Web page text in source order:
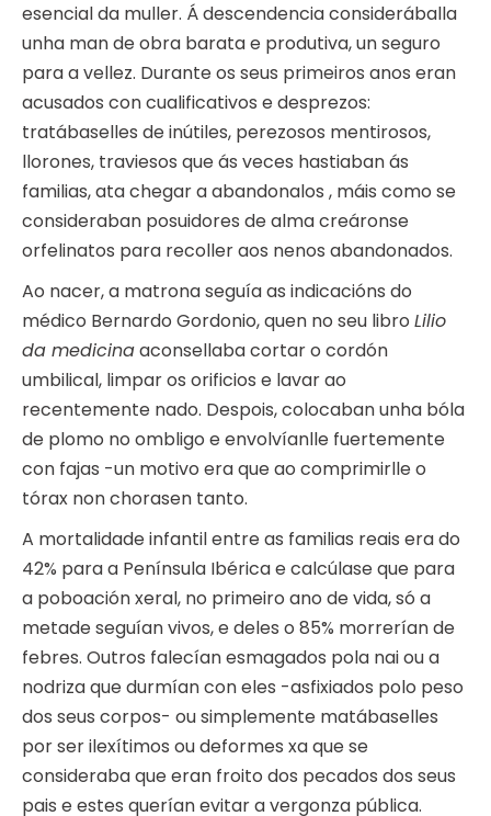
esencial da muller. Á descendencia consideráballa
unha man de obra barata e produtiva, un seguro
para a vellez. Durante os seus primeiros anos eran
acusados con cualificativos e desprezos:
tratábaselles de inútiles, perezosos mentirosos,
llorones, traviesos que ás veces hastiaban ás
familias, ata chegar a abandonalos , máis como se
consideraban posuidores de alma creáronse
orfelinatos para recoller aos nenos abandonados.
Ao nacer, a matrona seguía as indicacións do
médico Bernardo Gordonio, quen no seu libro Lilio
da medicinaaconsellaba cortar o cordón
umbilical, limpar os orificios e lavar ao
recentemente nado. Despois, colocaban unha bóla
de plomo no ombligo e envolvíanlle fuertemente
con fajas -un motivo era que ao comprimirlle o
tórax non chorasen tanto.
A mortalidade infantil entre as familias reais era do
42% para a Península Ibérica e calcúlase que para
a poboación xeral, no primeiro ano de vida, só a
metade seguían vivos, e deles o 85% morrerían de
febres. Outros falecían esmagados pola nai ou a
nodriza que durmían con eles -asfixiados polo peso
dos seus corpos- ou simplemente matábaselles
por ser ilexítimos ou deformes xa que se
consideraba que eran froito dos pecados dos seus
pais e estes querían evitar a vergonza pública.